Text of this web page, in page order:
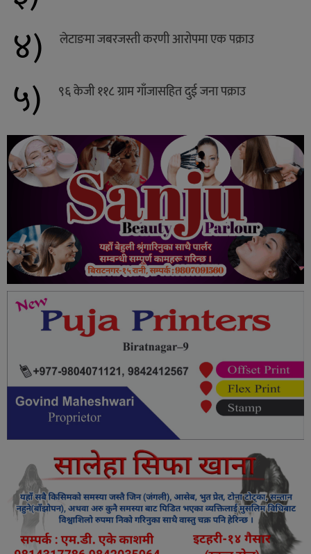
४) लेटाङमा जबरजस्ती करणी आरोपमा एक पक्राउ
५) ९६ केजी ११८ ग्राम गाँजासहित दुई जना पक्राउ